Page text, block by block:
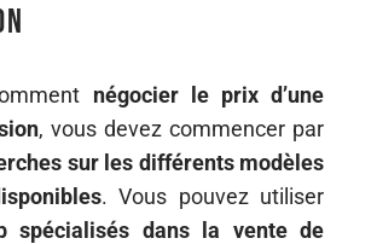
négocier le prix d’une
, vous devez commencer par
sur les différents modèles
. Vous pouvez utiliser
spécialisés dans la vente de